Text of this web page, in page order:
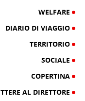
WELFARE
DIARIO DI VIAGGIO
TERRITORIO
SOCIALE
COPERTINA
AL DIRETTORE